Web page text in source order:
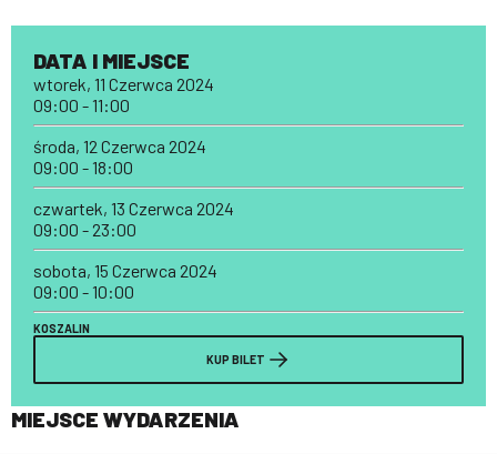
DATA I MIEJSCE
wtorek, 11 Czerwca 2024
09:00 - 11:00
środa, 12 Czerwca 2024
09:00 - 18:00
czwartek, 13 Czerwca 2024
09:00 - 23:00
sobota, 15 Czerwca 2024
09:00 - 10:00
KOSZALIN
KUP BILET
MIEJSCE WYDARZENIA